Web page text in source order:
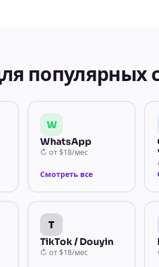
популярных
W
WhatsApp
↻ от $18/мес
Смотреть все
T
TikTok / Douyin
↻ от $18/мес